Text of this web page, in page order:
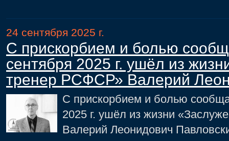
24 сентября 2025 г.
С прискорбием и болью
сентября 2025 г. ушёл из
тренер РСФСР» Валерий
С прискорбием и болью
2025 г. ушёл из жизни
Валерий Леонидович